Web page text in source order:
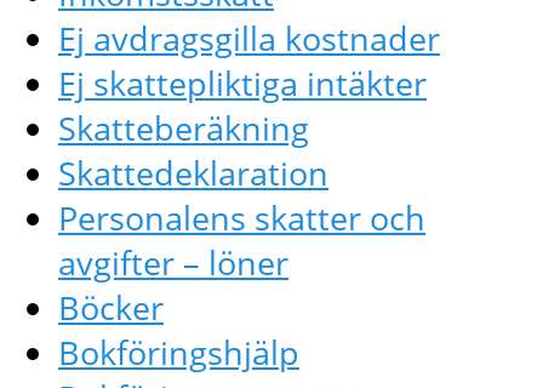
Ej avdragsgilla kostnader
Ej skattepliktiga intäkter
Skatteberäkning
Skattedeklaration
Personalens skatter och
avgifter – löner
Böcker
Bokföringshjälp